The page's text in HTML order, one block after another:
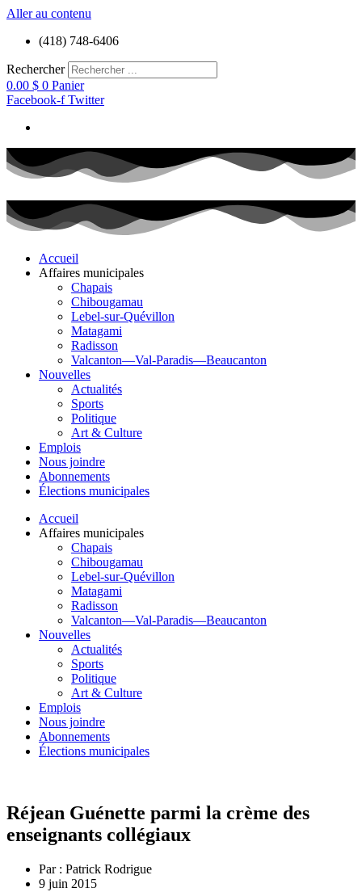
Aller au contenu
(418) 748-6406
Rechercher
0.00 $ 0 Panier
Facebook-f Twitter
Accueil
Affaires municipales
Chapais
Chibougamau
Lebel-sur-Quévillon
Matagami
Radisson
Valcanton—Val-Paradis—Beaucanton
Nouvelles
Actualités
Sports
Politique
Art & Culture
Emplois
Nous joindre
Abonnements
Élections municipales
Accueil
Affaires municipales
Chapais
Chibougamau
Lebel-sur-Quévillon
Matagami
Radisson
Valcanton—Val-Paradis—Beaucanton
Nouvelles
Actualités
Sports
Politique
Art & Culture
Emplois
Nous joindre
Abonnements
Élections municipales
Réjean Guénette parmi la crème des
enseignants collégiaux
Par : Patrick Rodrigue
9 juin 2015